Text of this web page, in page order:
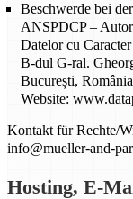
Beschwerde bei
ANSPDCP –
Datelor cu Caracter
B-dul G-ral.
București, România
Website:
Kontakt für Rechte/
info@mueller-and-
Hosting, E-